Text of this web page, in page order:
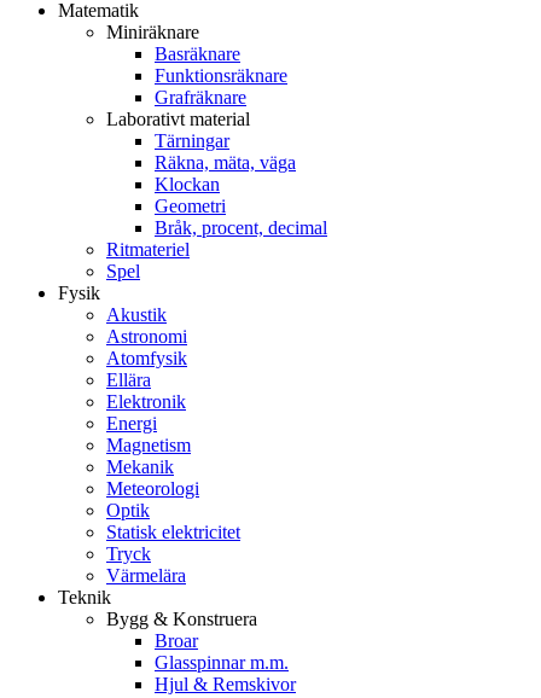
Matematik
Miniräknare
Basräknare
Funktionsräknare
Grafräknare
Laborativt material
Tärningar
Räkna, mäta, väga
Klockan
Geometri
Bråk, procent, decimal
Ritmateriel
Spel
Fysik
Akustik
Astronomi
Atomfysik
Ellära
Elektronik
Energi
Magnetism
Mekanik
Meteorologi
Optik
Statisk elektricitet
Tryck
Värmelära
Teknik
Bygg & Konstruera
Broar
Glasspinnar m.m.
Hjul & Remskivor